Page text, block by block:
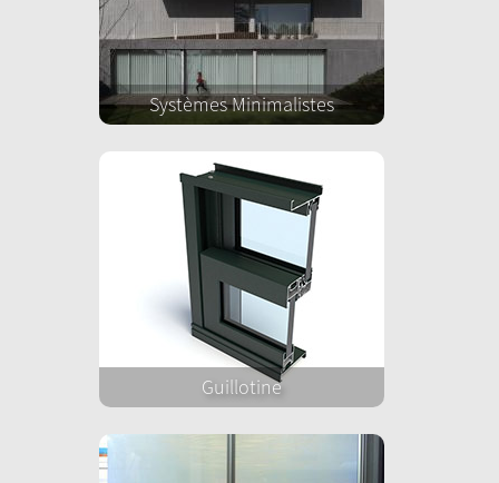
Systèmes Minimalistes
Guillotine